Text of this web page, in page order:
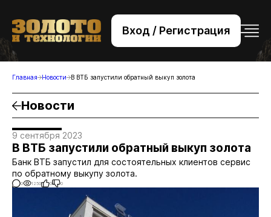
Вход / Регистрация
+7 (495) 221-76-32
bsv@zolteh.ru
Главная Новости В ВТБ запустили обратный выкуп золота
Новости
9 сентября 2023
В ВТБ запустили обратный выкуп золота
Банк ВТБ запустил для состоятельных клиентов сервис
по обратному выкупу золота.
0 1250 0 0